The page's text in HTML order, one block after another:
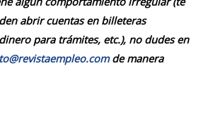
abrir cuentas en billeteras
para trámites, etc.), no dudes en
de manera